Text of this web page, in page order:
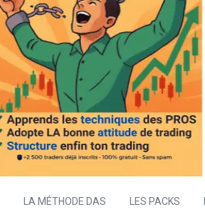
LA MÉTHODE DAS LES PACKS